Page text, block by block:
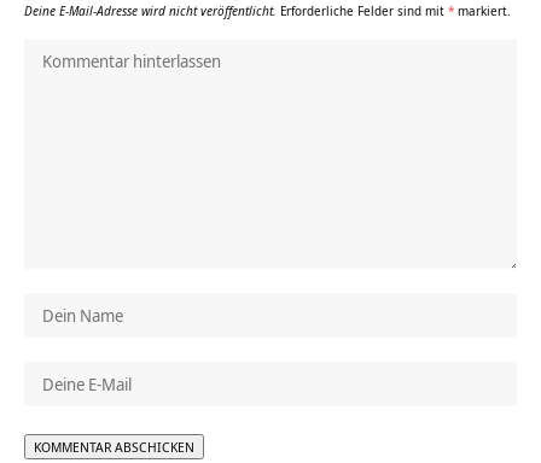
Deine E-Mail-Adresse wird nicht veröffentlicht. Erforderliche Felder sind mit * markiert.